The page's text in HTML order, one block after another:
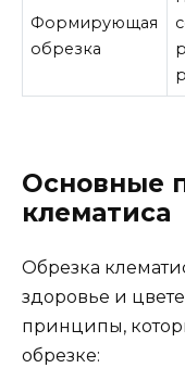
Формирующая
обрезка
Основные
клематиса
Обрезка
здоровье и
принципы,
обрезке: